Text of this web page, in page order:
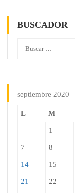
BUSCADOR
septiembre 2020
L M
1
7 8
14 15
21 22